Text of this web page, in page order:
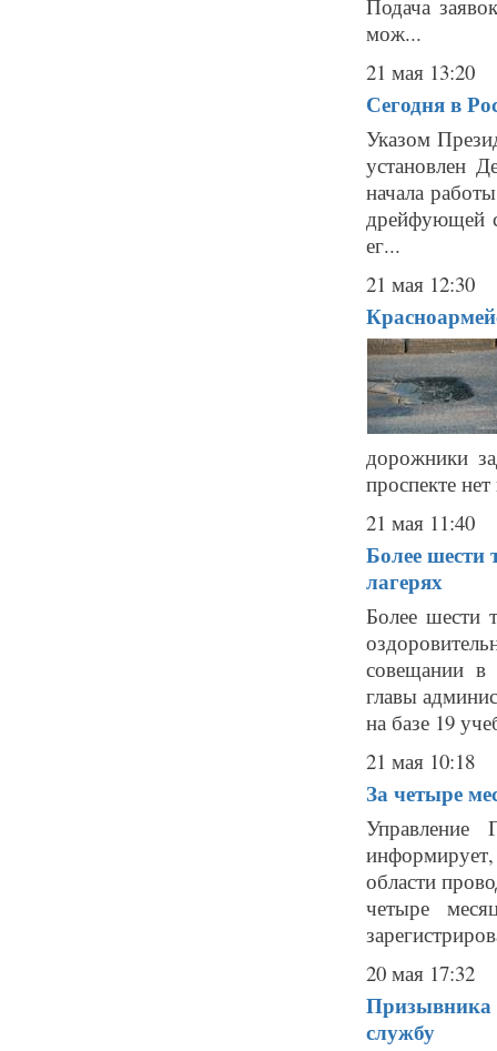
Подача
мож...
21 мая 13:20
Сегодня в
Указом
установлен
начала
дрейфующей
ег...
21 мая 12:30
дорожники
проспекте
21 мая 11:40
Более шести
лагерях
Более шести
совещании в
главы
на базе 19
21 мая 10:18
За четыре
Управление
области
четыре
20 мая 17:32
Призывника
службу